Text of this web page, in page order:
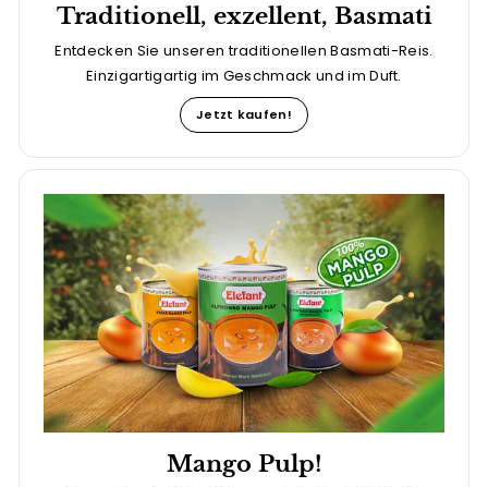
Traditionell, exzellent, Basmati
Entdecken Sie unseren traditionellen Basmati-Reis.
Einzigartigartig im Geschmack und im Duft.
Jetzt kaufen!
Mango Pulp!